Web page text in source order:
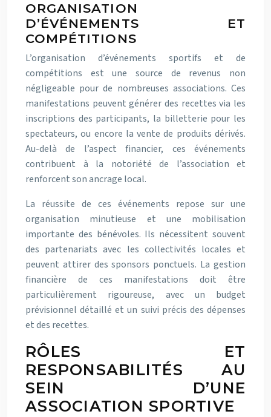
ORGANISATION
D’ÉVÉNEMENTS ET
COMPÉTITIONS
L’organisation d’événements sportifs et de
compétitions est une source de revenus non
négligeable pour de nombreuses associations. Ces
manifestations peuvent générer des recettes via les
inscriptions des participants, la billetterie pour les
spectateurs, ou encore la vente de produits dérivés.
Au-delà de l’aspect financier, ces événements
contribuent à la notoriété de l’association et
renforcent son ancrage local.
La réussite de ces événements repose sur une
organisation minutieuse et une mobilisation
importante des bénévoles. Ils nécessitent souvent
des partenariats avec les collectivités locales et
peuvent attirer des sponsors ponctuels. La gestion
financière de ces manifestations doit être
particulièrement rigoureuse, avec un budget
prévisionnel détaillé et un suivi précis des dépenses
et des recettes.
RÔLES ET
RESPONSABILITÉS AU
SEIN D’UNE
ASSOCIATION SPORTIVE